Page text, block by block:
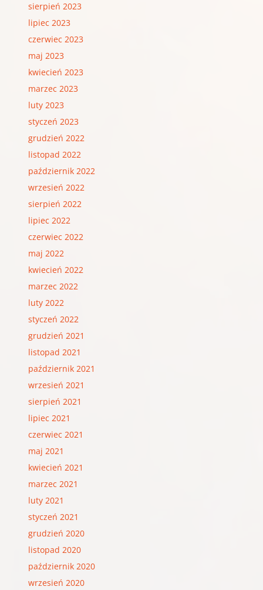
sierpień 2023
lipiec 2023
czerwiec 2023
maj 2023
kwiecień 2023
marzec 2023
luty 2023
styczeń 2023
grudzień 2022
listopad 2022
październik 2022
wrzesień 2022
sierpień 2022
lipiec 2022
czerwiec 2022
maj 2022
kwiecień 2022
marzec 2022
luty 2022
styczeń 2022
grudzień 2021
listopad 2021
październik 2021
wrzesień 2021
sierpień 2021
lipiec 2021
czerwiec 2021
maj 2021
kwiecień 2021
marzec 2021
luty 2021
styczeń 2021
grudzień 2020
listopad 2020
październik 2020
wrzesień 2020